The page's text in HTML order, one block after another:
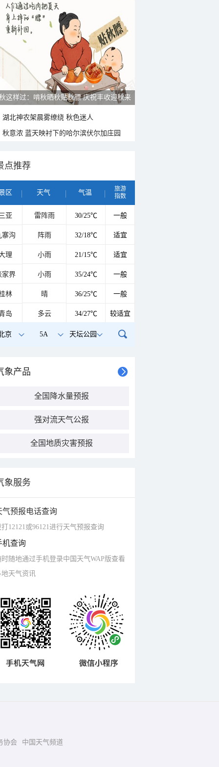
这样过：啃秋晒秋贴秋膘 庆祝丰收迎秋来
湖北神农架晨雾缭绕 秋色迷人
秋意浓 蓝天映衬下的哈尔滨伏尔加庄园
点推荐
区 天气 气温
旅游
指数
亚 雷阵雨 30/25℃ 一般
寨沟 阵雨 32/18℃ 适宜
理 小雨 21/15℃ 适宜
家界 小雨 35/24℃ 一般
林 晴 36/25℃ 一般
岛 多云 34/27℃ 较适宜
京 5A 天坛公园
象产品
全国降水量预报
强对流天气公报
全国地质灾害预报
象服务
气预报电话查询
打12121或96121进行天气预报查询
机查询
时随地通过手机登录中国天气WAP版查看
地天气资讯
协会 中国天气频道